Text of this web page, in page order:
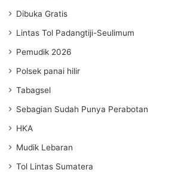
Dibuka Gratis
Lintas Tol Padangtiji-Seulimum
Pemudik 2026
Polsek panai hilir
Tabagsel
Sebagian Sudah Punya Perabotan
HKA
Mudik Lebaran
Tol Lintas Sumatera